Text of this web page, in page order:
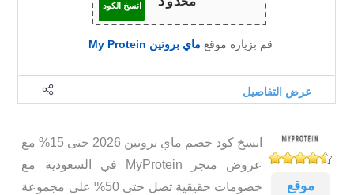
انسخ الكود
قم بزياره موقع ماي بروتين My Protein
عرض التفاصيل
موقع
انسخ كود خصم ماي بروتين 2026 حتى 15% مع
عروض متجر MyProtein في السعودية مع
خصومات حقيقية تصل حتى 50% على مجموعة